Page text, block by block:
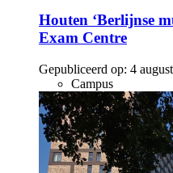
Houten ‘Berlijnse
Exam Centre
Gepubliceerd op: 4
Campus